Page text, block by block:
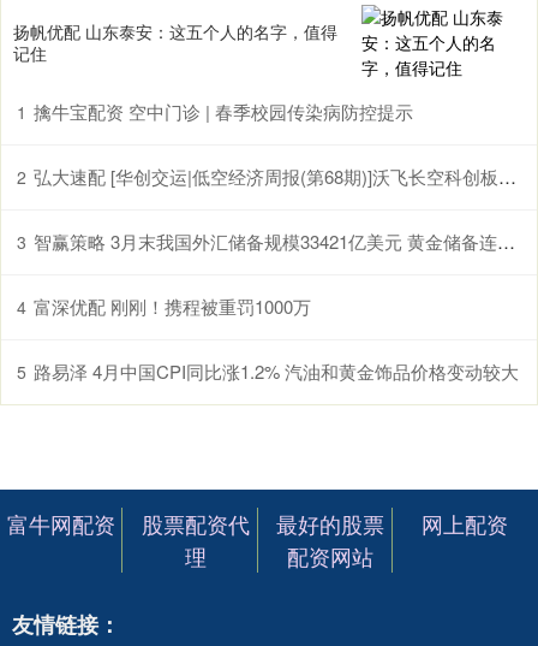
扬帆优配 山东泰安：这五个人的名字，值得
记住
1 擒牛宝配资 空中门诊 | 春季校园传染病防控提示
2 弘大速配 [华创交运|低空经济周报(第68期)]沃飞长空科创板上市辅导已备案, 头部eVTOL企业正加速获市场认可
3 智赢策略 3月末我国外汇储备规模33421亿美元 黄金储备连续17个月增加
4 富深优配 刚刚！携程被重罚1000万
5 路易泽 4月中国CPI同比涨1.2% 汽油和黄金饰品价格变动较大
富牛网配资
股票配资代
理
最好的股票
配资网站
网上配资
友情链接：